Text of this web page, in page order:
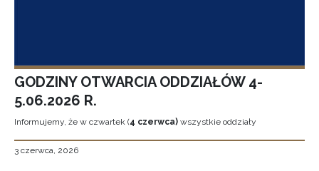
GODZINY OTWARCIA ODDZIAŁÓW 4-
5.06.2026 R.
Informujemy, że w czwartek (4 czerwca) wszystkie oddziały
3 czerwca, 2026